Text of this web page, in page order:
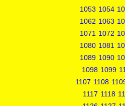
1053 1054
1062 1063
1071 1072
1080 1081
1089 1090
1098 1099
1107 1108
1117 1118